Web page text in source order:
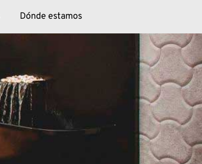
Dónde estamos